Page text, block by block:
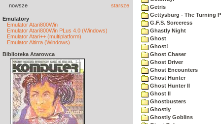
nowsze starsze
Emulatory
Emulator Atari800Win
Emulator Atari800Win PLus 4.0 (Windows)
Emulator Atari++ (multiplatform)
Emulator Altirra (Windows)
Biblioteka Atarowca
Getris
Gettysburg - The Turning
G.F.S. Sorceress
Ghastly Night
Ghost
Ghost!
Ghost Chaser
Ghost Driver
Ghost Encounters
Ghost Hunter
Ghost Hunter II
Ghost II
Ghostbusters
Ghostly
Ghostly Goblins